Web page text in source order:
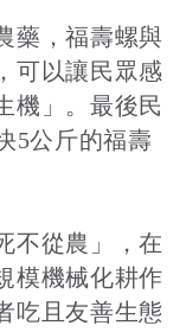
藥，福壽螺與
可以讓民眾感
機」。最後民
5公斤的福壽
不從農」，在
模機械化耕作
吃且友善生態